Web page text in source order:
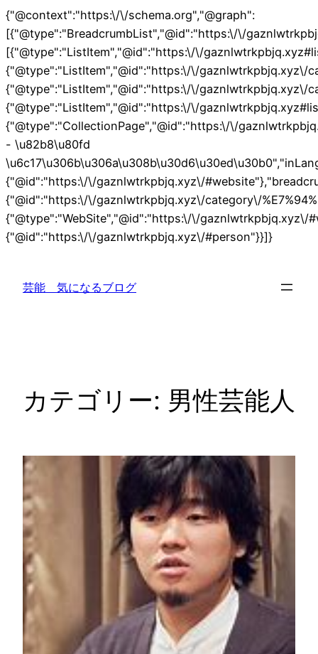
{"@context":"https:\/\/schema.org","@graph":
[{"@type":"BreadcrumbList","@id":"https:\/\/
[{"@type":"ListItem","@id":"https:\/\/
{"@type":"ListItem","@id":"https:\/\/gaznlwtrkpbjq.xyz\/
{"@type":"ListItem","@id":"https:\/\/gaznlwtrkpbjq.xyz\/
{"@type":"ListItem","@id":"https:\/\/
{"@type":"CollectionPage","@id":"https:\/\/
- \u82b8\u80fd
{"@id":"https:\/\/gaznlwtrkpbjq.xyz\/
{"@id":"https:\/\/gaznlwtrkpbjq.xyz\/category\/
{"@type":"WebSite","@id":"https:\/\/
{"@id":"https:\/\/gaznlwtrkpbjq.xyz\/#person"}}]}内
ス
芸能 気になるブログ
カテゴリー: 男性芸能人